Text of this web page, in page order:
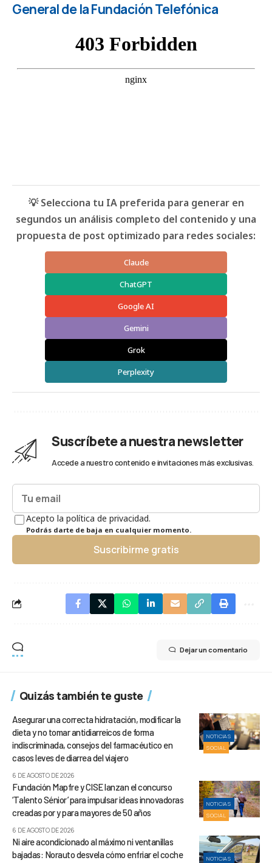
General de la Fundación Telefónica
💡 Selecciona tu IA preferida para generar en
segundos un análisis completo del contenido y una
propuesta de post optimizado para redes sociales:
Claude
ChatGPT
Google AI
Gemini
Grok
Perplexity
Suscríbete a nuestra newsletter
Accede a nuestro contenido e invitaciones más exclusivas.
Acepto la política de privacidad.
Podrás darte de baja en cualquier momento.
Suscribirme gratis
Dejar un comentario
Quizás también te guste
NOTICIAS
SOCIAL
Asegurar una correcta hidratación, modificar la
dieta y no tomar antidiarreicos de forma
indiscriminada, consejos del farmacéutico en
casos leves de diarrea del viajero
6 DE AGOSTO DE 2026
NOTICIAS
SOCIAL
Fundación Mapfre y CISE lanzan el concurso
‘Talento Sénior’ para impulsar ideas innovadoras
creadas por y para mayores de 50 años
6 DE AGOSTO DE 2026
NOTICIAS
Ni aire acondicionado al máximo ni ventanillas
bajadas: Norauto desvela cómo enfriar el coche